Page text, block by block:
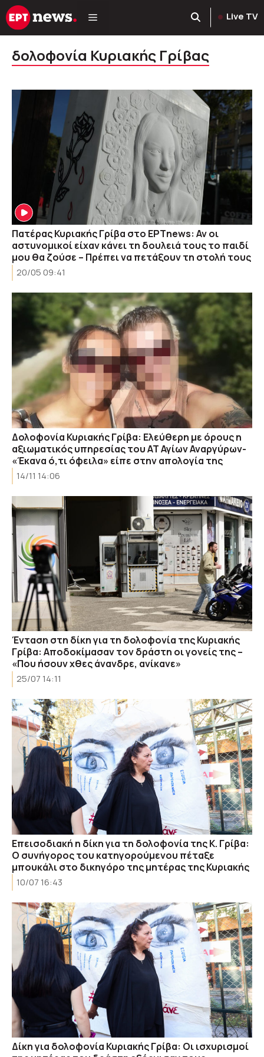
Μετάβαση
σε
Live TV
δολοφονία Κυριακής Γρίβας
Πατέρας Κυριακής Γρίβα στο ΕΡΤnews: Αν οι
αστυνομικοί είχαν κάνει τη δουλειά τους το παιδί
μου θα ζούσε – Πρέπει να πετάξουν τη στολή τους
20/05 09:41
Δολοφονία Κυριακής Γρίβα: Ελεύθερη με όρους η
αξιωματικός υπηρεσίας του ΑΤ Αγίων Αναργύρων-
«Έκανα ό,τι όφειλα» είπε στην απολογία της
14/11 14:06
Ένταση στη δίκη για τη δολοφονία της Κυριακής
Γρίβα: Αποδοκίμασαν τον δράστη οι γονείς της –
«Που ήσουν χθες άνανδρε, ανίκανε»
25/07 14:11
Επεισοδιακή η δίκη για τη δολοφονία της Κ. Γρίβα:
Ο συνήγορος του κατηγορούμενου πέταξε
μπουκάλι στο δικηγόρο της μητέρας της Κυριακής
10/07 16:43
Δίκη για δολοφονία Κυριακής Γρίβα: Οι ισχυρισμοί